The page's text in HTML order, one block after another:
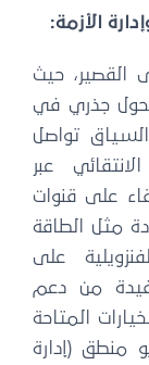
القصير، حيث
جذري في
تواصل
عبر
على قنوات
مثل الطاقة
على
من دعم
المتاحة
منطق (إدارة